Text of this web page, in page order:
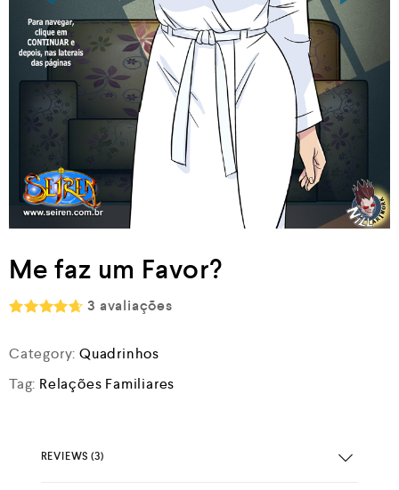
Me faz um Favor?
of 5
3 avaliações
Category:Quadrinhos
Tag: Relações Familiares
REVIEWS (3)